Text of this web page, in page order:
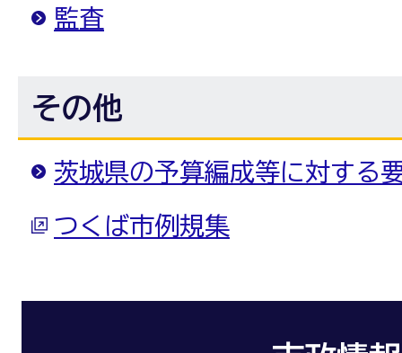
監査
その他
茨城県の予算編成等に対する
つくば市例規集